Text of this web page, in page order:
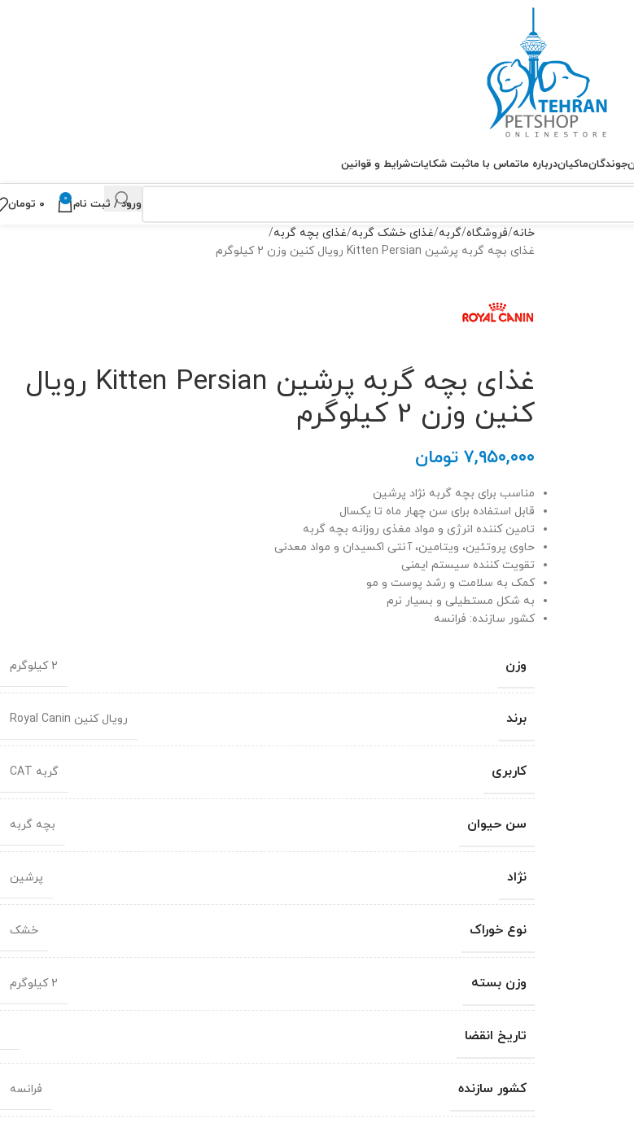
جوندگانماکیاندرباره ماتماس با ماثبت شکایاتشرایط و قوانین
ورود / ثبت نام 0 ۰ تومان
خانه فروشگاه گربه غذای خشک گربه غذای بچه گربه
غذای بچه گربه پرشین Kitten Persian رویال کنین وزن 2 کیلوگرم
غذای بچه گربه پرشین Kitten Persian رویال
کنین وزن 2 کیلوگرم
۷,۹۵۰,۰۰۰ تومان
مناسب برای بچه گربه نژاد پرشین
قابل استفاده برای سن چهار ماه تا یکسال
تامین کننده انرژی و مواد مغذی روزانه بچه گربه
حاوی پروتئین، ویتامین، آنتی اکسیدان و مواد معدنی
تقویت کننده سیستم ایمنی
کمک به سلامت و رشد پوست و مو
به شکل مستطیلی و بسیار نرم
کشور سازنده: فرانسه
وزن 2 کیلوگرم
برند رویال کنین Royal Canin
کاربری گربه CAT
سن حیوان بچه گربه
نژاد پرشین
نوع خوراک خشک
وزن بسته 2 کیلوگرم
تاریخ انقضا
کشور سازنده فرانسه